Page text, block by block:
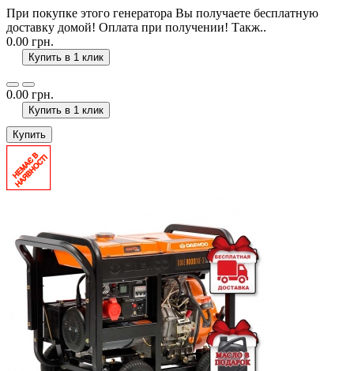
При покупке этого генератора Вы получаете бесплатную
доставку домой! Оплата при получении! Такж..
0.00 грн.
Купить в 1 клик
0.00 грн.
Купить в 1 клик
Купить